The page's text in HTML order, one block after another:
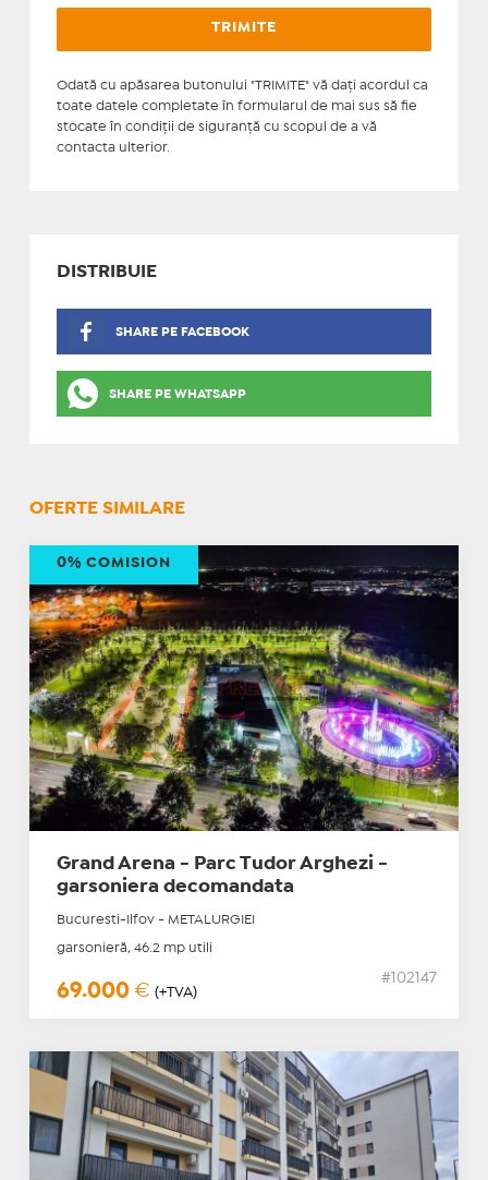
Odată cu apăsarea butonului "TRIMITE" vă daţi acordul ca
toate datele completate în formularul de mai sus să fie
stocate în condiţii de siguranţă cu scopul de a vă
contacta ulterior.
DISTRIBUIE
SHARE PE FACEBOOK
SHARE PE WHATSAPP
OFERTE SIMILARE
Grand Arena - Parc Tudor Arghezi -
garsoniera decomandata
Bucuresti-Ilfov - METALURGIEI
garsonieră, 46.2 mp utili
69.000 € (+TVA)
#102147
0% COMISION